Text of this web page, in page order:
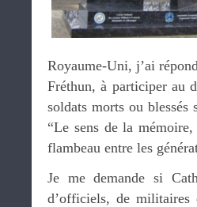
Royaume-Uni, j’ai
Fréthun, à participer au
soldats morts ou
“Le sens de la
flambeau entre les
Je me demande si
d’officiels, de militaires